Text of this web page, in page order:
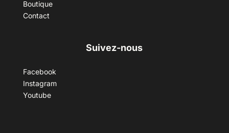
Boutique
Contact
Suivez-nous
Facebook
Instagram
Youtube